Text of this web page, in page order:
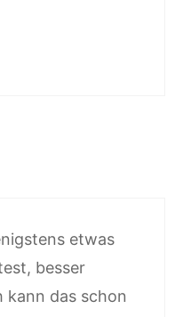
etwas
besser
kann das schon